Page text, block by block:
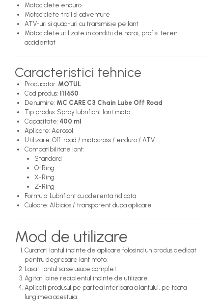
Motociclete enduro
Motociclete trail si adventure
ATV-uri si quad-uri cu transmisie pe lant
Motociclete utilizate in conditii de noroi, praf si teren
accidentat
Caracteristici tehnice
Producator: MOTUL
Cod produs: 111650
Denumire: MC CARE C3 Chain Lube Off Road
Tip produs: Spray lubrifiant lant moto
Capacitate: 400 ml
Aplicare: Aerosol
Utilizare: Off-road / motocross / enduro / ATV
Compatibilitate lant:
Standard
O-Ring
X-Ring
Z-Ring
Formula: Lubrifiant cu aderenta ridicata
Culoare: Albicios / transparent dupa aplicare
Mod de utilizare
Curatati lantul inainte de aplicare folosind un produs dedicat
pentru degresare lant moto.
Lasati lantul sa se usuce complet.
Agitati bine recipientul inainte de utilizare.
Aplicati produsul pe partea interioara a lantului, pe toata
lungimea acestuia.